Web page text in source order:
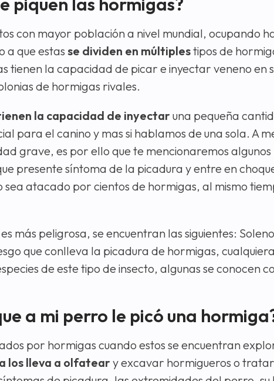
con mayor población a nivel mundial, ocupando
a que estasse dividen en múltiplestipos de
la capacidad de picar e inyectar veneno en
de hormigas rivales.
la capacidad de inyectaruna pequeña
para el canino y mas si hablamos de una sola. A
grave, es por ello que te mencionaremos algunos
presente síntoma de la picadura y entre en
atacado por cientos de hormigas, al mismo
más peligrosa, se encuentran las siguientes:
que conlleva la picadura de hormigas,
de este tipo de insecto, algunas se conocen
a mi perro le picó una
por hormigas cuando estos se encuentran
los lleva a olfateary excavar hormigueros o